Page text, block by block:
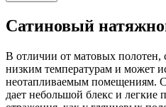
Сатиновый
В отличии от матовых полотен,
низким температурам и может
неотапливаемым помещениям.
дает небольшой блекс и легкие